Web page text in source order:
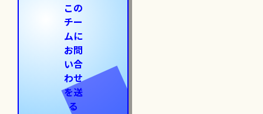
この
チー
ムに
お問
い合
わせ
を送
る